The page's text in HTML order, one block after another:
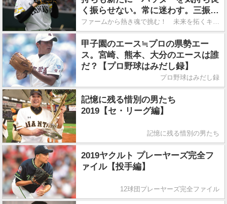
く振らせない。常に迷わす。三振が
取れるなら取っていきたい」
ファームから熱き魂で挑む！ 未来を拓くキラ星たち
甲子園のエース≒プロの県勢エー
ス。宮崎、熊本、大分のエースは誰
だ？【プロ野球はみだし録】
プロ野球はみだし録
記憶に残る惜別の男たち
2019【セ・リーグ編】
記憶に残る惜別の男たち
2019ヤクルト プレーヤーズ完全フ
ァイル【投手編】
12球団プレーヤーズ完全ファイル